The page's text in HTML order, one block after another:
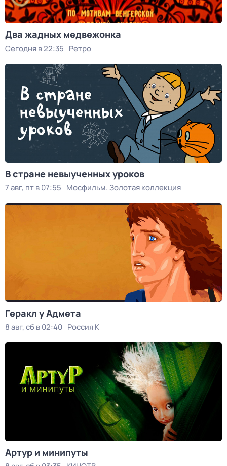
Два жадных медвежонка
Сегодня в 22:35 Ретро
В стране невыученных уроков
7 авг, пт в 07:55 Мосфильм. Золотая коллекция
Геракл у Адмета
8 авг, сб в 02:40 Россия К
Артур и минипуты